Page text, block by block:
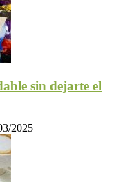
sin dejarte el
2025